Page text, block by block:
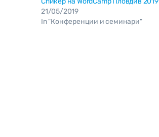
21/05/2019
In "Конференции и семинари"